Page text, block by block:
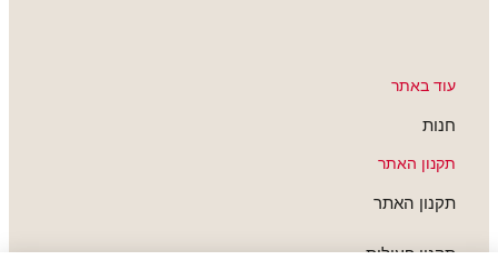
עוד באתר
חנות
תקנון האתר
תקנון האתר
תקנון פעילות